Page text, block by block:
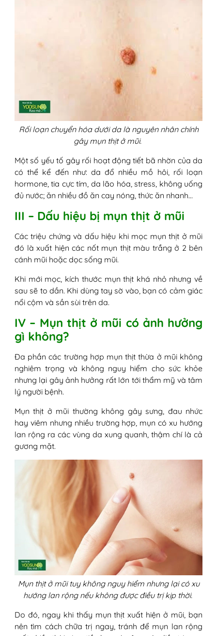
Rối loạn chuyển hóa dưới da là nguyên nhân chính
gây mụn thịt ở mũi.
Một số yếu tố gây rối hoạt động tiết bã nhờn của da
có thể kể đến như: da đổ nhiều mồ hôi, rối loạn
hormone, tia cực tím, da lão hóa, stress, không uống
đủ nước; ăn nhiều đồ ăn cay nóng, thức ăn nhanh…
III – Dấu hiệu bị mụn thịt ở mũi
Các triệu chứng và dấu hiệu khi mọc mụn thịt ở mũi
đó là xuất hiện các nốt mụn thịt màu trắng ở 2 bên
cánh mũi hoặc dọc sống mũi.
Khi mới mọc, kích thước mụn thịt khá nhỏ nhưng về
sau sẽ to dần. Khi dùng tay sờ vào, bạn có cảm giác
nổi cộm và sần sùi trên da.
IV – Mụn thịt ở mũi có ảnh hưởng
gì không?
Đa phần các trường hợp mụn thịt thừa ở mũi không
nghiêm trọng và không nguy hiểm cho sức khỏe
nhưng lại gây ảnh hưởng rất lớn tới thẩm mỹ và tâm
lý người bệnh.
Mụn thịt ở mũi thường không gây sưng, đau nhức
hay viêm nhưng nhiều trường hợp, mụn có xu hướng
lan rộng ra các vùng da xung quanh, thậm chí là cả
gương mặt.
Mụn thịt ở mũi tuy không nguy hiểm nhưng lại có xu
hướng lan rộng nếu không được điều trị kịp thời.
Do đó, ngay khi thấy mụn thịt xuất hiện ở mũi, bạn
nên tìm cách chữa trị ngay, tránh để mụn lan rộng